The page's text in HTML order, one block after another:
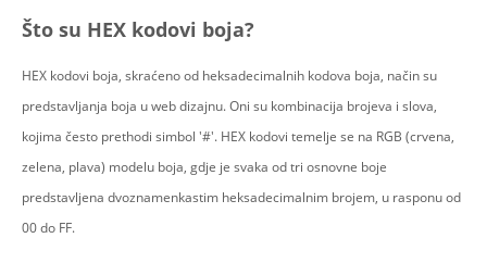
Što su HEX kodovi boja?
HEX kodovi boja, skraćeno od heksadecimalnih kodova boja, način su
predstavljanja boja u web dizajnu. Oni su kombinacija brojeva i slova,
kojima često prethodi simbol '#'. HEX kodovi temelje se na RGB (crvena,
zelena, plava) modelu boja, gdje je svaka od tri osnovne boje
predstavljena dvoznamenkastim heksadecimalnim brojem, u rasponu od
00 do FF.